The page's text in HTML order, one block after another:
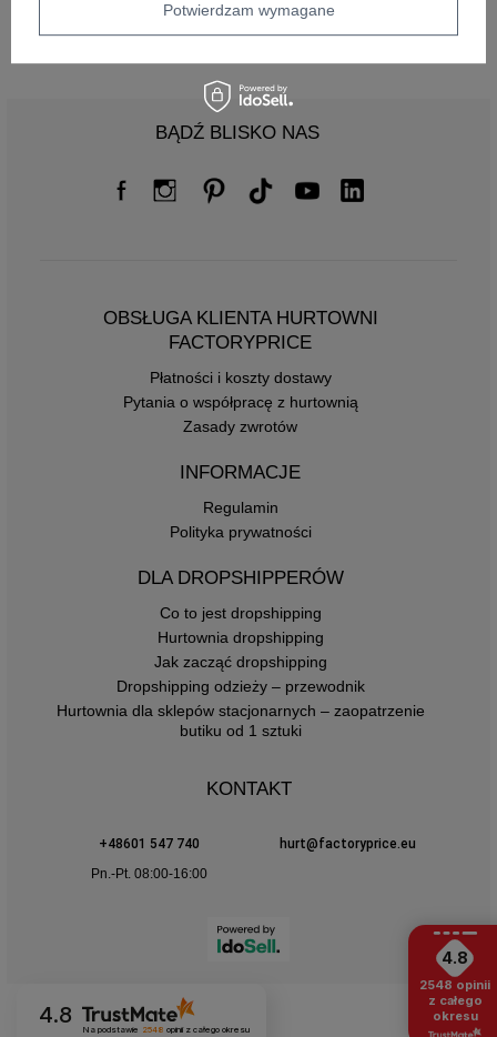
BĄDŹ BLISKO NAS
OBSŁUGA KLIENTA HURTOWNI
FACTORYPRICE
Płatności i koszty dostawy
Pytania o współpracę z hurtownią
Zasady zwrotów
INFORMACJE
Regulamin
Polityka prywatności
DLA DROPSHIPPERÓW
Co to jest dropshipping
Hurtownia dropshipping
Jak zacząć dropshipping
Dropshipping odzieży – przewodnik
Hurtownia dla sklepów stacjonarnych – zaopatrzenie
butiku od 1 sztuki
KONTAKT
+48601 547 740
hurt@factoryprice.eu
Pn.-Pt. 08:00-16:00
4.8
Na podstawie 2548 opinii z całego okresu
4.8
2548 opinii
z całego
okresu
Potwierdzam wymagane